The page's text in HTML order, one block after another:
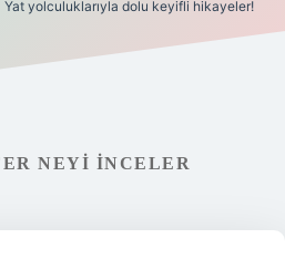
Yat yolculuklarıyla dolu keyifli hikayeler!
NEYI INCELER